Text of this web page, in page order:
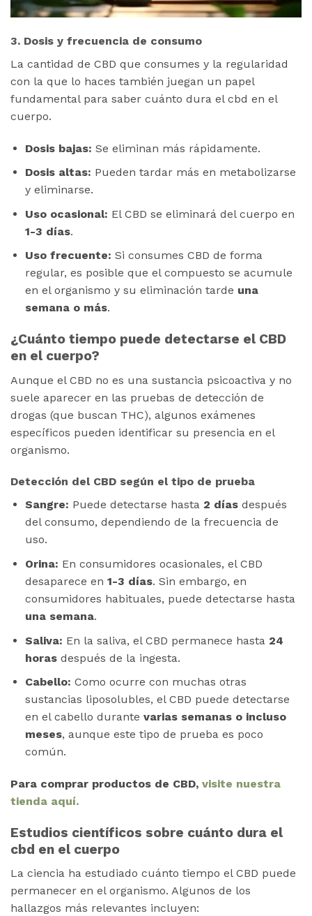
3. Dosis y frecuencia de consumo
La cantidad de CBD que consumes y la regularidad
con la que lo haces también juegan un papel
fundamental para saber cuánto dura el cbd en el
cuerpo.
Dosis bajas: Se eliminan más rápidamente.
Dosis altas: Pueden tardar más en metabolizarse
y eliminarse.
Uso ocasional: El CBD se eliminará del cuerpo en
1-3 días.
Uso frecuente: Si consumes CBD de forma
regular, es posible que el compuesto se acumule
en el organismo y su eliminación tarde una
semana o más.
¿Cuánto tiempo puede detectarse el CBD
en el cuerpo?
Aunque el CBD no es una sustancia psicoactiva y no
suele aparecer en las pruebas de detección de
drogas (que buscan THC), algunos exámenes
específicos pueden identificar su presencia en el
organismo.
Detección del CBD según el tipo de prueba
Sangre: Puede detectarse hasta 2 díasdespués
del consumo, dependiendo de la frecuencia de
uso.
Orina: En consumidores ocasionales, el CBD
desaparece en 1-3 días. Sin embargo, en
consumidores habituales, puede detectarse hasta
una semana.
Saliva: En la saliva, el CBD permanece hasta 24
horasdespués de la ingesta.
Cabello: Como ocurre con muchas otras
sustancias liposolubles, el CBD puede detectarse
en el cabello durante varias semanas o incluso
meses, aunque este tipo de prueba es poco
común.
Para comprar productos de CBD, visite nuestra
tienda aquí.
Estudios científicos sobre cuánto dura el
cbd en el cuerpo
La ciencia ha estudiado cuánto tiempo el CBD puede
permanecer en el organismo. Algunos de los
hallazgos más relevantes incluyen: